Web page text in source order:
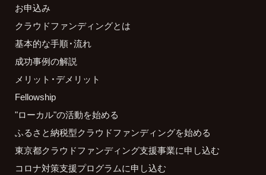
お申込み
クラウドファンディングとは
基本的な手順・流れ
成功事例の解説
メリット・デメリット
Fellowship
"ローカル"の活動を始める
ふるさと納税型クラウドファンディングを始める
東京都クラウドファンディング支援事業に申し込む
コロナ対策支援プログラムに申し込む